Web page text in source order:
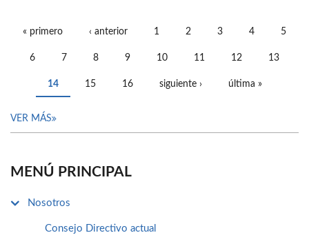
« primero ‹ anterior 1 2 3 4 5
6 7 8 9 10 11 12 13
14 15 16 siguiente › última »
VER MÁS
MENÚ PRINCIPAL
Nosotros
Consejo Directivo actual